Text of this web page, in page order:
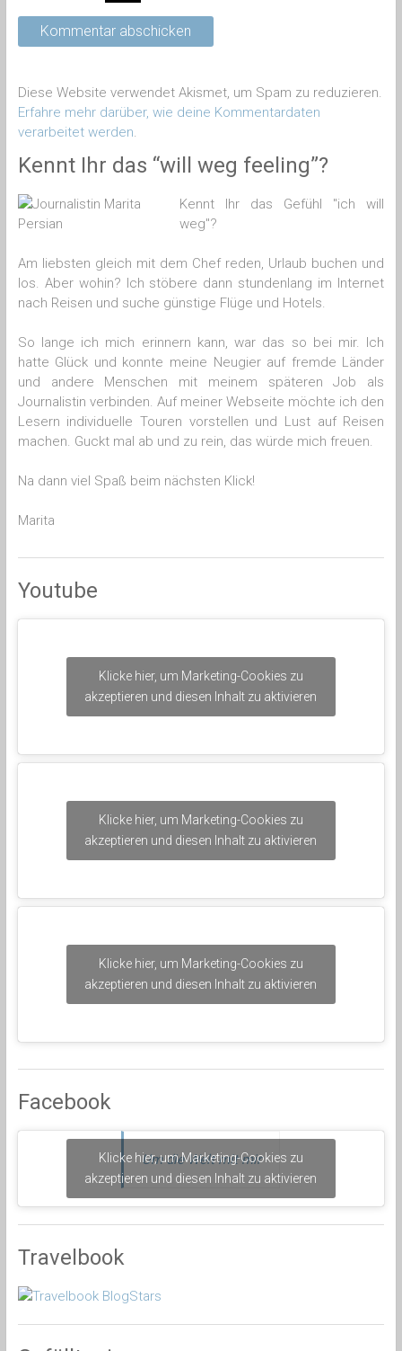
Diese Website verwendet Akismet, um Spam zu reduzieren.
Erfahre mehr darüber, wie deine Kommentardaten
verarbeitet werden.
Kennt Ihr das “will weg feeling”?
Kennt Ihr das Gefühl "ich will
weg"?
Am liebsten gleich mit dem Chef reden, Urlaub buchen und
los. Aber wohin? Ich stöbere dann stundenlang im Internet
nach Reisen und suche günstige Flüge und Hotels.
So lange ich mich erinnern kann, war das so bei mir. Ich
hatte Glück und konnte meine Neugier auf fremde Länder
und andere Menschen mit meinem späteren Job als
Journalistin verbinden. Auf meiner Webseite möchte ich den
Lesern individuelle Touren vorstellen und Lust auf Reisen
machen. Guckt mal ab und zu rein, das würde mich freuen.
Na dann viel Spaß beim nächsten Klick!
Marita
Youtube
Klicke hier, um Marketing-Cookies zu
akzeptieren und diesen Inhalt zu aktivieren
Klicke hier, um Marketing-Cookies zu
akzeptieren und diesen Inhalt zu aktivieren
Klicke hier, um Marketing-Cookies zu
akzeptieren und diesen Inhalt zu aktivieren
Facebook
Um die Welt mit mir
Klicke hier, um Marketing-Cookies zu
akzeptieren und diesen Inhalt zu aktivieren
Travelbook